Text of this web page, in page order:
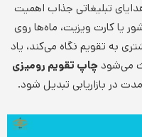
تبلیغاتی جذاب اهمیت
یا کارت ویزیت، ماه‌ها روی
به تقویم نگاه می‌کند، یاد
می‌شود چاپ تقویم رومیزی
در بازاریابی تبدیل شود.